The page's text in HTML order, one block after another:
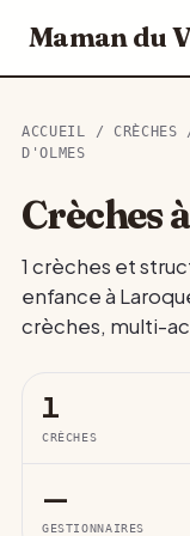
Maman du
ACCUEIL / CRÈCHES
D'OLMES
Crèches
1 crèches et
enfance à
crèches, multi-
1
CRÈCHES
—
GESTIONNAIRES